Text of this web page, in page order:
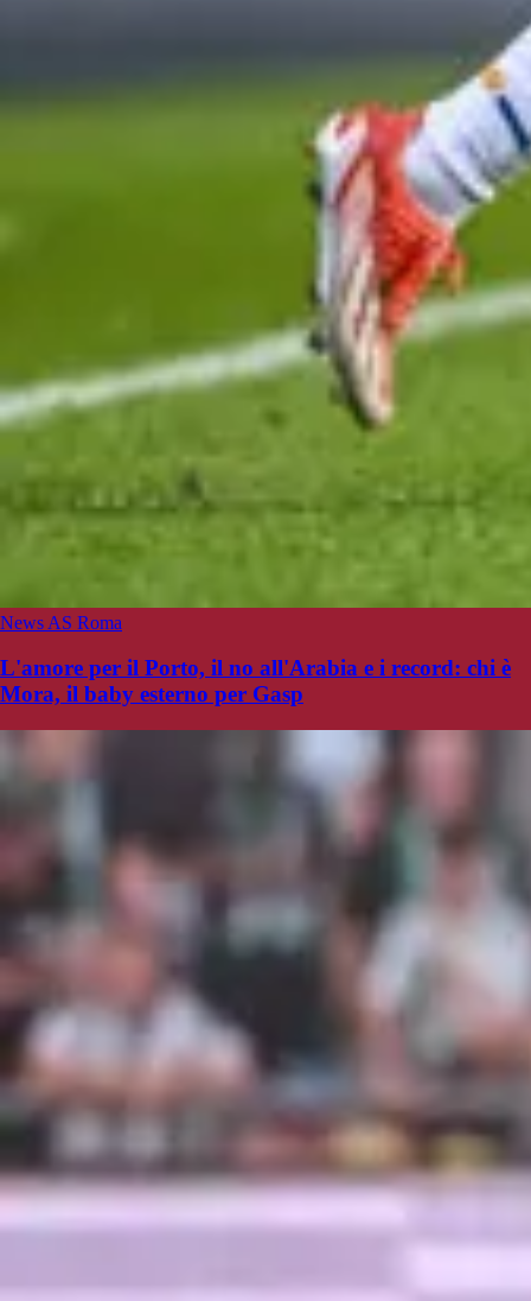
News AS Roma
L'amore per il Porto, il no all'Arabia e i record: chi è
Mora, il baby esterno per Gasp